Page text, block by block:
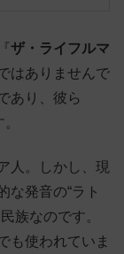
ザ・ライフルマ
はありませんで
あり、彼ら
人。しかし、現
な発音の“ラト
族なのです。
も使われていま